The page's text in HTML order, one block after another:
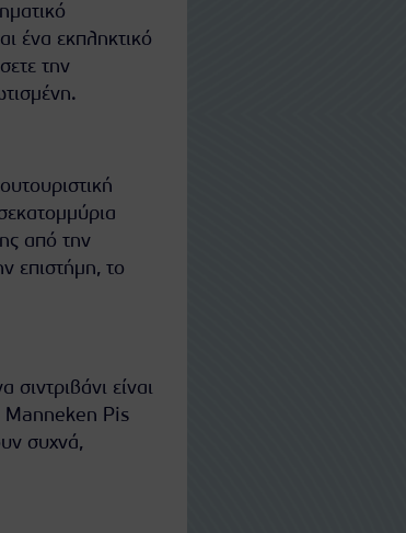
ένα εκπληκτικό
την
από την
επιστήμη, το
είναι
Manneken Pis
συχνά,